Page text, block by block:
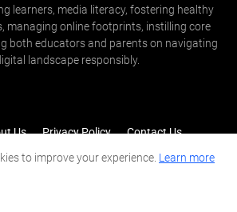
learners, media literacy, fostering healthy
managing online footprints, instilling core
both educators and parents on navigating
landscape responsibly.
Us Privacy Policy
Contact Us
Cookie Policy Report Bug
to improve your experience. Learn more